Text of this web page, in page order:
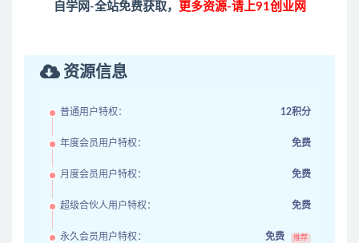
自学网-全站免费获取， 更多资源-请上91创业网
资源信息
普通用户特权： 12积分
年度会员用户特权： 免费
月度会员用户特权： 免费
超级合伙人用户特权： 免费
永久会员用户特权： 免费 推荐